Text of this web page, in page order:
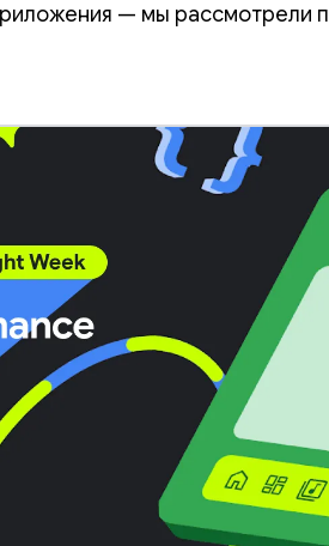
— мы рассмотрели
необходимые для